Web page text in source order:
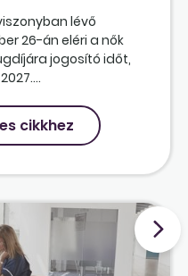
lévő
26-án eléri a nők
jogosító időt,
cikkhez